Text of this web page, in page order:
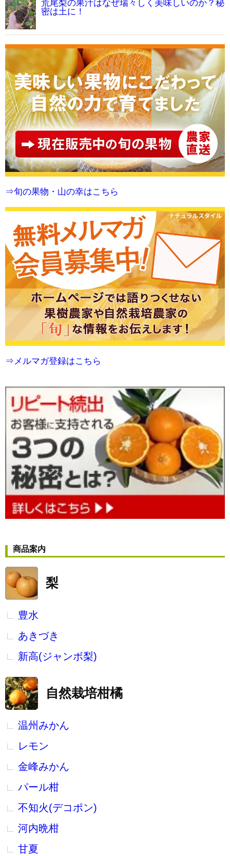
荒尾梨の果汁はなぜ瑞々しく美味しいのか？秘
密は土に！
⇒旬の果物・山の幸はこちら
⇒メルマガ登録はこちら
商品案内
梨
豊水
あきづき
新高(ジャンボ梨)
自然栽培柑橘
温州みかん
レモン
金峰みかん
パール柑
不知火(デコポン)
河内晩柑
甘夏